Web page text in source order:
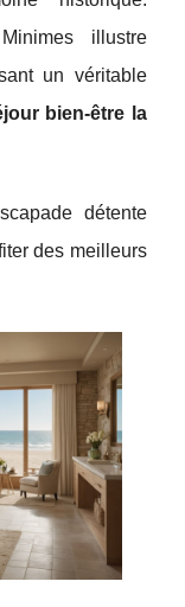
illustre
un véritable
bien-être la
détente
des meilleurs